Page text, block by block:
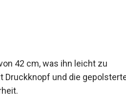
42 cm, was ihn leicht zu
Druckknopf und die
Sicherheit.